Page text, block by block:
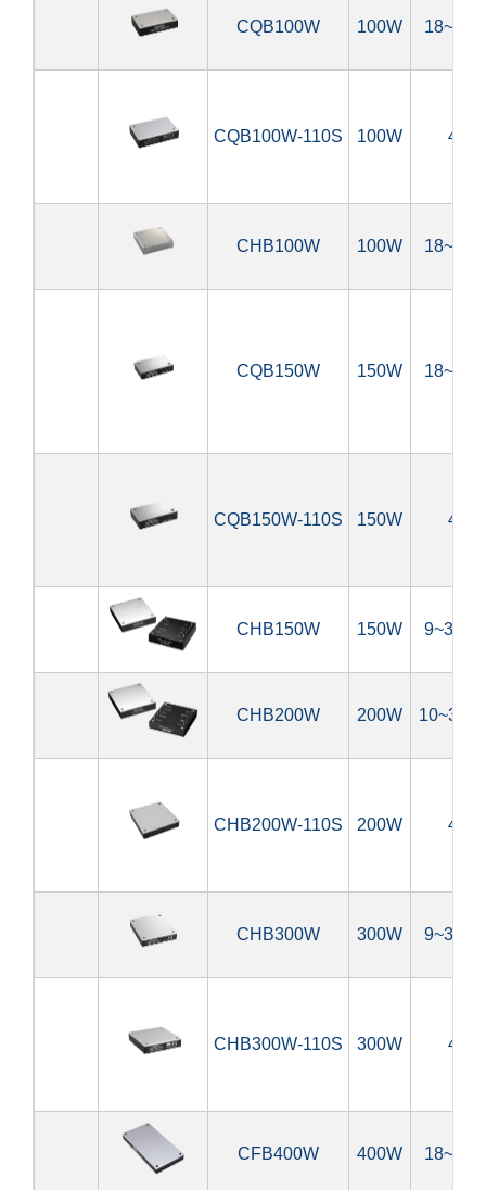
CQB100W 100W
CQB100W-110S 100W
CHB100W 100W
CQB150W 150W
CQB150W-110S 150W
CHB150W 150W 9~36V,
CHB200W 200W
CHB200W-110S 200W
CHB300W 300W 9~36V,
CHB300W-110S 300W
CFB400W 400W